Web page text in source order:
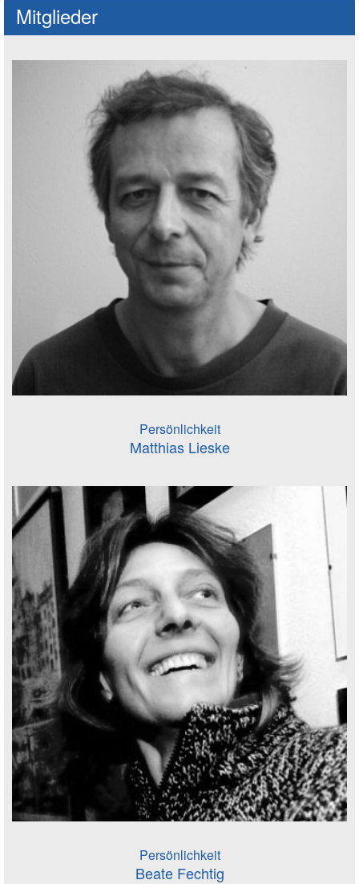
Mitglieder
Persönlichkeit
Matthias Lieske
Persönlichkeit
Beate Fechtig